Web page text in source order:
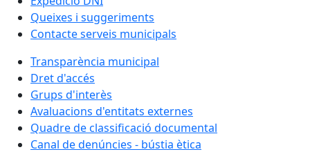
Queixes i suggeriments
Contacte serveis municipals
Transparència municipal
Dret d'accés
Grups d'interès
Avaluacions d'entitats externes
Quadre de classificació documental
Canal de denúncies - bústia ètica